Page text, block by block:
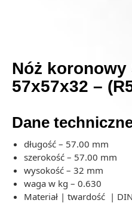
Nóż
57x57x32 –
Dane
długość – 57.00 mm
szerokość – 57.00 mm
wysokość – 32 mm
waga w kg – 0.630
Materiał | twardość |